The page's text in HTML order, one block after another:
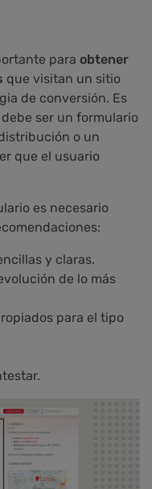
para obtener
que visitan un sitio
de conversión. Es
ser un formulario
o un
que el usuario
es necesario
y claras.
de lo más
para el tipo